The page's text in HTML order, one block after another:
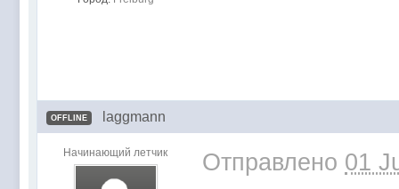
OFFLINE laggmann
Начинающий летчик Отправлено 01